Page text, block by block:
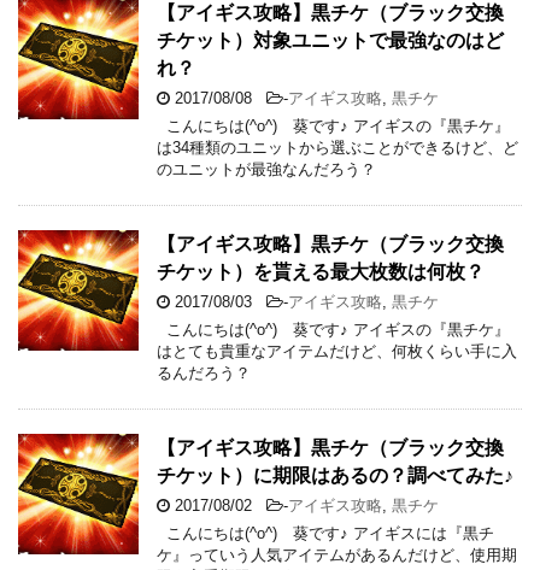
【アイギス攻略】黒チケ（ブラック交換
チケット）対象ユニットで最強なのはど
れ？
2017/08/08 -アイギス攻略 黒チケ
こんにちは(^o^) 葵です♪ アイギスの『黒チケ』
は34種類のユニットから選ぶことができるけど、ど
のユニットが最強なんだろう？
【アイギス攻略】黒チケ（ブラック交換
チケット）を貰える最大枚数は何枚？
2017/08/03 -アイギス攻略 黒チケ
こんにちは(^o^) 葵です♪ アイギスの『黒チケ』
はとても貴重なアイテムだけど、何枚くらい手に入
るんだろう？
【アイギス攻略】黒チケ（ブラック交換
チケット）に期限はあるの？調べてみた♪
2017/08/02 -アイギス攻略 黒チケ
こんにちは(^o^) 葵です♪ アイギスには『黒チ
ケ』っていう人気アイテムがあるんだけど、使用期